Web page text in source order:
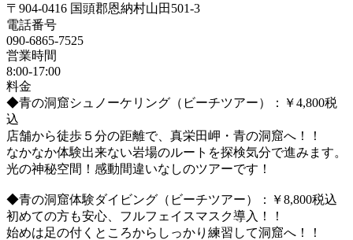
〒904-0416 国頭郡恩納村山田501-3
電話番号
090-6865-7525
営業時間
8:00-17:00
料金
◆青の洞窟シュノーケリング（ビーチツアー）：￥4,800税
込
店舗から徒歩５分の距離で、真栄田岬・青の洞窟へ！！
なかなか体験出来ない岩場のルートを探検気分で進みます。
光の神秘空間！感動間違いなしのツアーです！
◆青の洞窟体験ダイビング（ビーチツアー）：￥8,800税込
初めての方も安心、フルフェイスマスク導入！！
始めは足の付くところからしっかり練習して洞窟へ！！